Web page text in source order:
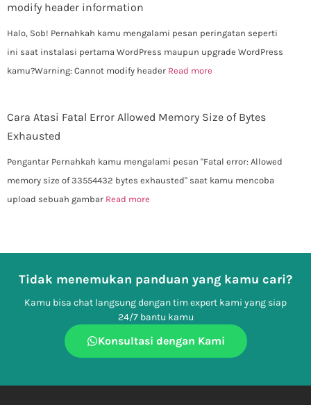
modify header information
Halo, Sob! Pernahkah kamu mengalami pesan peringatan seperti
ini saat instalasi pertama WordPress maupun upgrade WordPress
kamu?Warning: Cannot modify header Read more
Cara Atasi Fatal Error Allowed Memory Size of Bytes
Exhausted
Pengantar Pernahkah kamu mengalami pesan "Fatal error: Allowed
memory size of 33554432 bytes exhausted" saat kamu mencoba
upload sebuah gambar Read more
Tidak menemukan panduan yang kamu cari?
Kamu bisa chat langsung dengan tim expert kami yang siap
24/7 bantu kamu
Konsultasi dengan Kami